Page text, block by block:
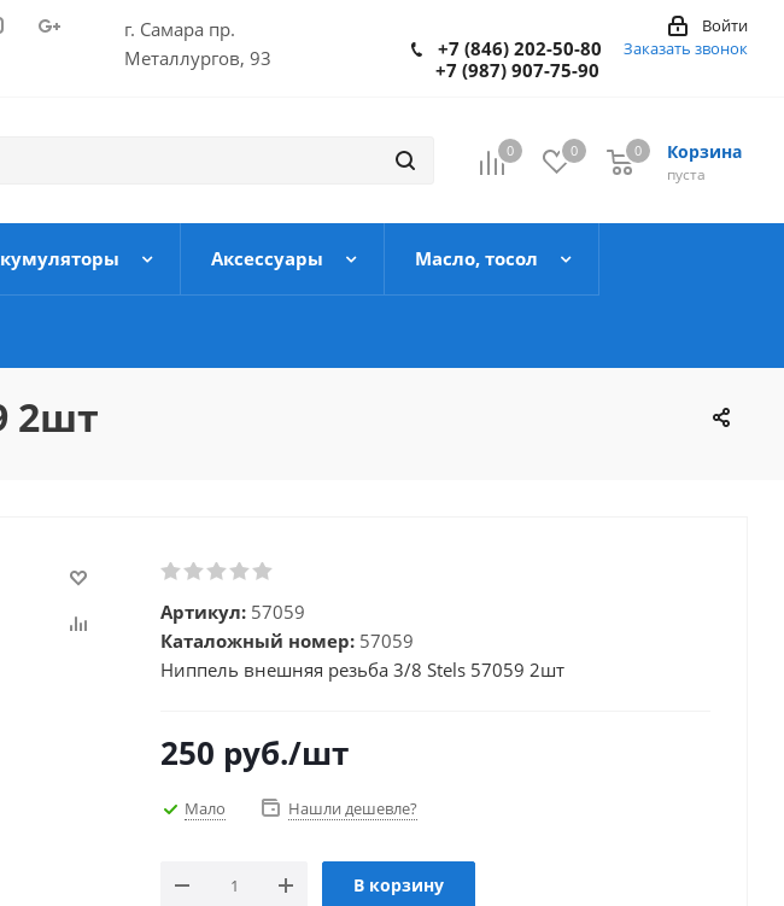
г. Самара пр.
Металлургов, 93
Войти
+7 (846) 202-50-80
+7 (987) 907-75-90
Заказать звонок
0 0 Корзина
пуста
0
Аксессуары Масло, тосол
2шт
Артикул: 57059
Каталожный номер: 57059
Ниппель внешняя резьба 3/8 Stels 57059 2шт
250 руб./шт
Мало Нашли дешевле?
В корзину